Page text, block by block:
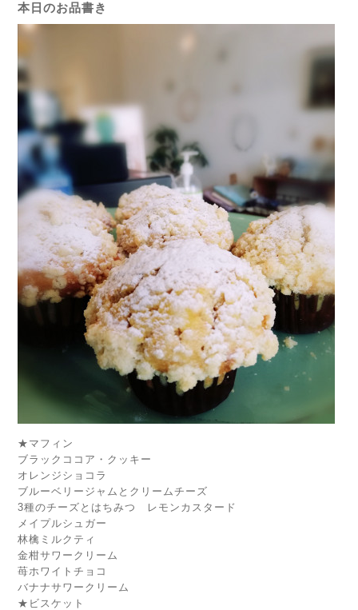
本日のお品書き
★マフィン
ブラックココア・クッキー
オレンジショコラ
ブルーベリージャムとクリームチーズ
3種のチーズとはちみつ レモンカスタード
メイプルシュガー
林檎ミルクティ
金柑サワークリーム
苺ホワイトチョコ
バナナサワークリーム
★ビスケット